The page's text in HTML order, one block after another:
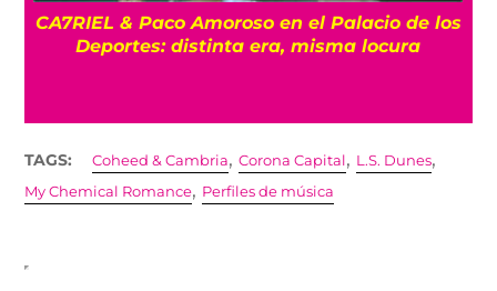
CA7RIEL & Paco Amoroso en el Palacio de los
Deportes: distinta era, misma locura
TAGS: Coheed & Cambria,Corona Capital, L.S. Dunes,
My Chemical Romance, Perfiles de música